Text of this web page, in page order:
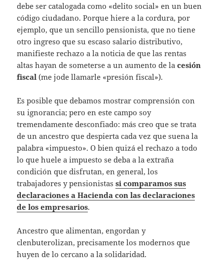
debe ser catalogada como «delito social» en un buen
código ciudadano. Porque hiere a la cordura, por
ejemplo, que un sencillo pensionista, que no tiene
otro ingreso que su escaso salario distributivo,
manifieste rechazo a la noticia de que las rentas
altas hayan de someterse a un aumento de lacesión
fiscal (me jode llamarle «presión fiscal»).
Es posible que debamos mostrar comprensión con
su ignorancia; pero en este campo soy
tremendamente desconfiado: más creo que se trata
de un ancestro que despierta cada vez que suena la
palabra «impuesto». O bien quizá el rechazo a todo
lo que huele a impuesto se deba a la extraña
condición que disfrutan, en general, los
trabajadores y pensionistassi comparamos sus
declaraciones a Hacienda con las declaraciones
de los empresarios.
Ancestro que alimentan, engordan y
clenbuterolizan, precisamente los modernos que
huyen de lo cercano a la solidaridad.